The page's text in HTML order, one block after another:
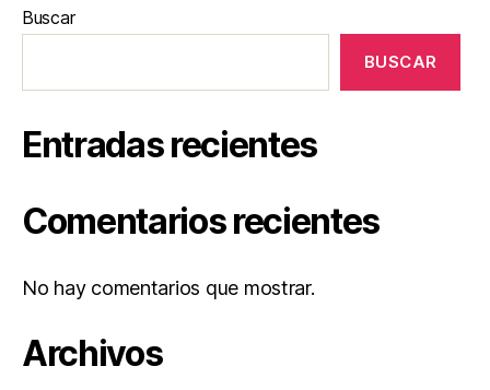
Buscar
BUSCAR
Entradas recientes
Comentarios recientes
No hay comentarios que mostrar.
Archivos